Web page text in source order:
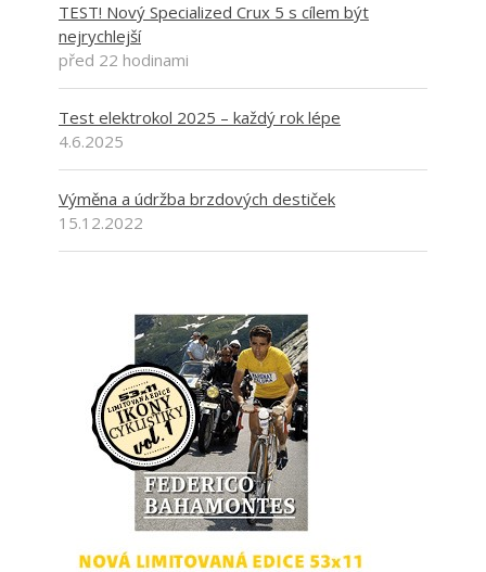
TEST! Nový Specialized Crux 5 s cílem být
nejrychlejší
před 22 hodinami
Test elektrokol 2025 – každý rok lépe
4.6.2025
Výměna a údržba brzdových destiček
15.12.2022